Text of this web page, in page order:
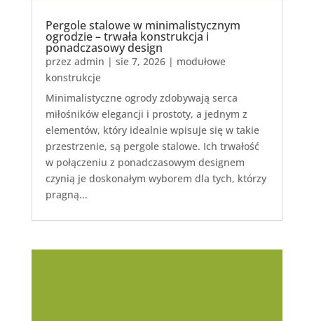
Pergole stalowe w minimalistycznym
ogrodzie – trwała konstrukcja i
ponadczasowy design
przez admin | sie 7, 2026| modułowe
konstrukcje
Minimalistyczne ogrody zdobywają serca
miłośników elegancji i prostoty, a jednym z
elementów, który idealnie wpisuje się w takie
przestrzenie, są pergole stalowe. Ich trwałość
w połączeniu z ponadczasowym designem
czynią je doskonałym wyborem dla tych, którzy
pragną...